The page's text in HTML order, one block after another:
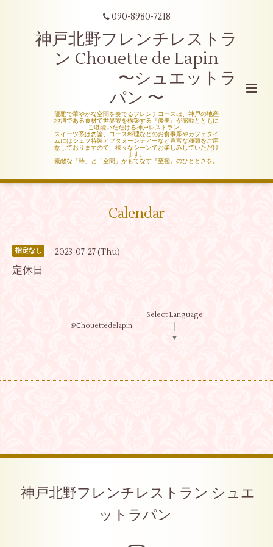
090-8980-7218
神戸北野フレンチレストラ
ン Chouette de Lapin
〜シュエットラ
パン 〜
優雅で華やかな空間を奏でるフレンチコースは、神戸の地産
地消である食材で世界観を構築する『優美』が感動とともに
ご堪能いただける神戸レストラン。
スイーツ系は勿論、コース料理などのお食事系やカフェタイ
ムにはシェフ特製アフタヌーンティーなど豊富な種類をご用
意しておりますので、様々なシーンでお楽しみしていただけ
ます。
素敵な「時」と「空間」がもてなす『至極』のひとときを。
Calendar
指定なし 2023-07-27 (Thu)
定休日
@Ⅽhouettedelapin
Select Language
▼
神戸北野フレンチレストラン シュエ
ットラパン